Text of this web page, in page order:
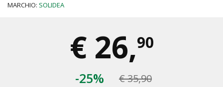
MARCHIO: SOLIDEA
€ 26,90
-25% € 35,90